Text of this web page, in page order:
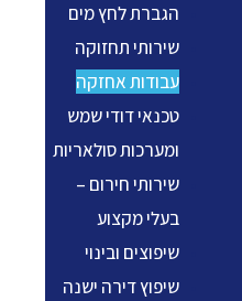
הגברת לחץ מים
שירותי תחזוקה
עבודות אחזקה
טכנאי דודי שמש
ומערכות סולאריות
שירותי חירום –
בעלי מקצוע
שיפוצים ובינוי
שיפוץ דירה ישנה